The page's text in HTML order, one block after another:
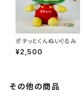
ポチッとくんぬいぐるみ
¥2,500
その他の商品